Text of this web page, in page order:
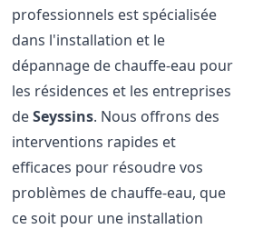
professionnels est spécialisée
dans l'installation et le
dépannage de chauffe-eau pour
les résidences et les entreprises
deSeyssins. Nous offrons des
interventions rapides et
efficaces pour résoudre vos
problèmes de chauffe-eau, que
ce soit pour une installation